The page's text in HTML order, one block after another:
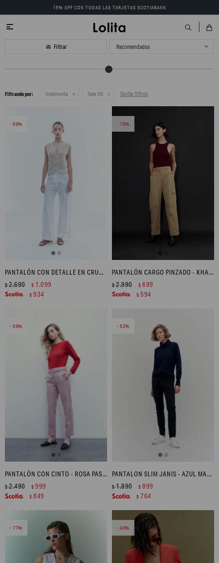
15% OFF CON TODAS LAS TARJETAS SCOTIABANK

Recomendados
Filtrando por: Vestimenta Talle 38 Quitar filtros
59
PANTALÓN CON DETALLE EN CRUNI - BLANCO
$2.690 $ 1.099
$ 934
76
PANTALÓN CARGO PINZADO - KHAKI
$2.990 $ 699
$ 594
59
PANTALÓN CON CINTO - ROSA PASTEL
$2.490 $ 999
$ 849
52
PANTALON SLIM JANIS - AZUL MARINO
$1.890 $ 899
$ 764
77 60